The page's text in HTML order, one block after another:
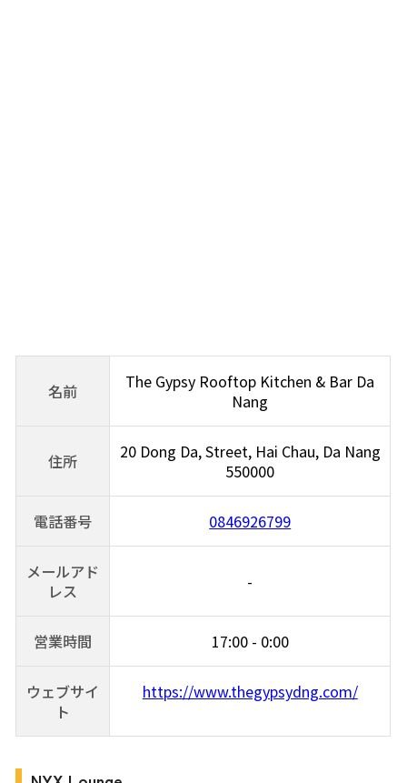
名前
The Gypsy Rooftop Kitchen & Bar Da
Nang
住所
20 Dong Da, Street, Hai Chau, Da Nang
550000
電話番号 0846926799
メールアド
レス
-
営業時間 17:00 - 0:00
ウェブサイ
ト
https://www.thegypsydng.com/